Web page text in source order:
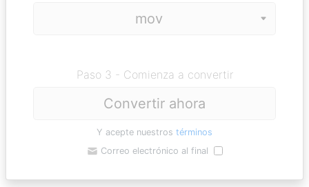
Paso 3 - Comienza a convertir
Convertir ahora
Y acepte nuestros términos
Correo electrónico al final